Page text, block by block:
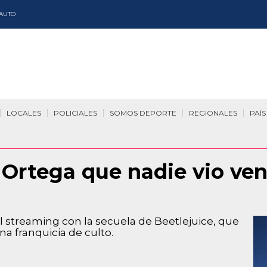
PAÍS
REGIONALES
SOMOS DEPORTE
POLICIALES
LOCALES
que nadie vio
streaming con la secuela de Beetlejuice, que
franquicia de culto.